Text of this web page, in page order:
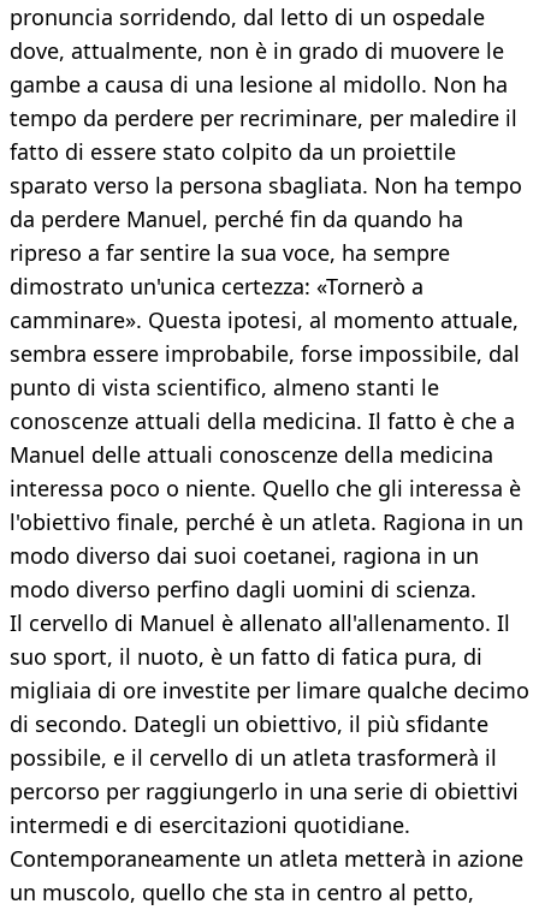
pronuncia sorridendo, dal letto di un ospedale
dove, attualmente, non è in grado di muovere le
gambe a causa di una lesione al midollo. Non ha
tempo da perdere per recriminare, per maledire il
fatto di essere stato colpito da un proiettile
sparato verso la persona sbagliata. Non ha tempo
da perdere Manuel, perché fin da quando ha
ripreso a far sentire la sua voce, ha sempre
dimostrato un'unica certezza: «Tornerò a
camminare». Questa ipotesi, al momento attuale,
sembra essere improbabile, forse impossibile, dal
punto di vista scientifico, almeno stanti le
conoscenze attuali della medicina. Il fatto è che a
Manuel delle attuali conoscenze della medicina
interessa poco o niente. Quello che gli interessa è
l'obiettivo finale, perché è un atleta. Ragiona in un
modo diverso dai suoi coetanei, ragiona in un
modo diverso perfino dagli uomini di scienza.
Il cervello di Manuel è allenato all'allenamento. Il
suo sport, il nuoto, è un fatto di fatica pura, di
migliaia di ore investite per limare qualche decimo
di secondo. Dategli un obiettivo, il più sfidante
possibile, e il cervello di un atleta trasformerà il
percorso per raggiungerlo in una serie di obiettivi
intermedi e di esercitazioni quotidiane.
Contemporaneamente un atleta metterà in azione
un muscolo, quello che sta in centro al petto,